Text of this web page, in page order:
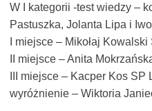
W I kategorii -test wiedzy –
Pastuszka, Jolanta Lipa i
I miejsce – Mikołaj
II miejsce – Anita
III miejsce – Kacper Kos SP
wyróżnienie – Wiktoria